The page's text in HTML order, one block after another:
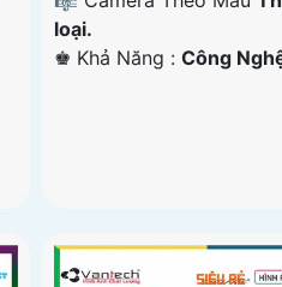
loại.
️♚ Khả Năng : Công